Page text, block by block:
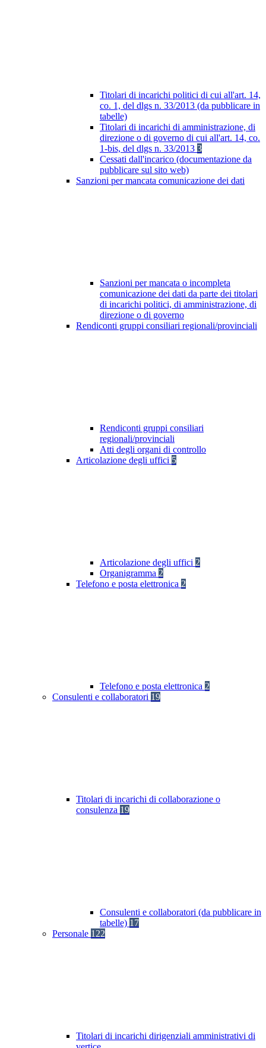
Titolari di incarichi politici di cui all'art. 14,
co. 1, del dlgs n. 33/2013 (da pubblicare in
tabelle)
Titolari di incarichi di amministrazione, di
direzione o di governo di cui all'art. 14, co.
1-bis, del dlgs n. 33/2013 3
Cessati dall'incarico (documentazione da
pubblicare sul sito web)
Sanzioni per mancata comunicazione dei dati
Sanzioni per mancata o incompleta
comunicazione dei dati da parte dei titolari
di incarichi politici, di amministrazione, di
direzione o di governo
Rendiconti gruppi consiliari regionali/provinciali
Rendiconti gruppi consiliari
regionali/provinciali
Atti degli organi di controllo
Articolazione degli uffici 5
Articolazione degli uffici 2
Organigramma 2
Telefono e posta elettronica 2
Telefono e posta elettronica 2
Consulenti e collaboratori 19
Titolari di incarichi di collaborazione o
consulenza 19
Consulenti e collaboratori (da pubblicare in
tabelle) 17
Personale 122
Titolari di incarichi dirigenziali amministrativi di